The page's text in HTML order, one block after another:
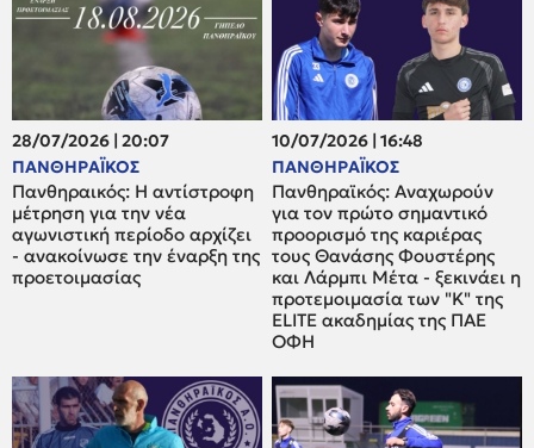
28/07/2026 | 20:07
ΠΑΝΘΗΡΑΪΚΟΣ
Πανθηραικός: Η αντίστροφη
μέτρηση για την νέα
αγωνιστική περίοδο αρχίζει
- ανακοίνωσε την έναρξη της
προετοιμασίας
10/07/2026 | 16:48
ΠΑΝΘΗΡΑΪΚΟΣ
Πανθηραϊκός: Αναχωρούν
για τον πρώτο σημαντικό
προορισμό της καριέρας
τους Θανάσης Φουστέρης
και Λάρμπι Μέτα - ξεκινάει η
προτεμοιμασία των "Κ" της
ELITE ακαδημίας της ΠΑΕ
ΟΦΗ